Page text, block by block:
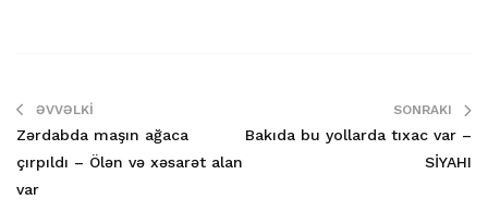
ƏVVƏLKI
Zərdabda maşın ağaca
çırpıldı – Ölən və xəsarət alan
var
SONRAKI
Bakıda bu yollarda tıxac var –
SİYAHI